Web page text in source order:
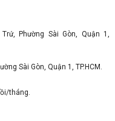
Phường Sài Gòn, Quận 1,
Sài Gòn, Quận 1, TP.HCM.
tháng.